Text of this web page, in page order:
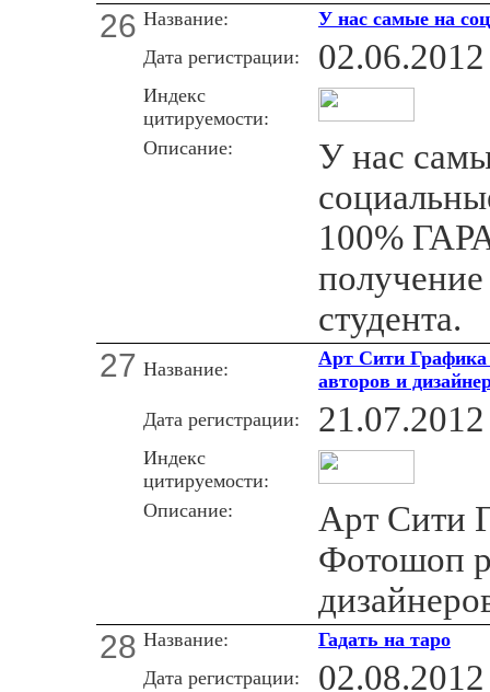
26 Название:
У нас самые на
Дата регистрации:
02.06.2012
Индекс
цитируемости:
Описание:
У нас
100%
студента.
27 Название:
Арт Сити
авторов и
Дата регистрации:
21.07.2012
Индекс
цитируемости:
Описание:
Арт Сити
Фотошоп
28 Название:
Гадать на таро
Дата регистрации:
02.08.2012